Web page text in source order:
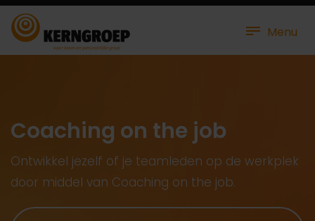
Menu
Coaching on the job
Ontwikkel jezelf of je teamleden op de werkplek
door middel van Coaching on the job.